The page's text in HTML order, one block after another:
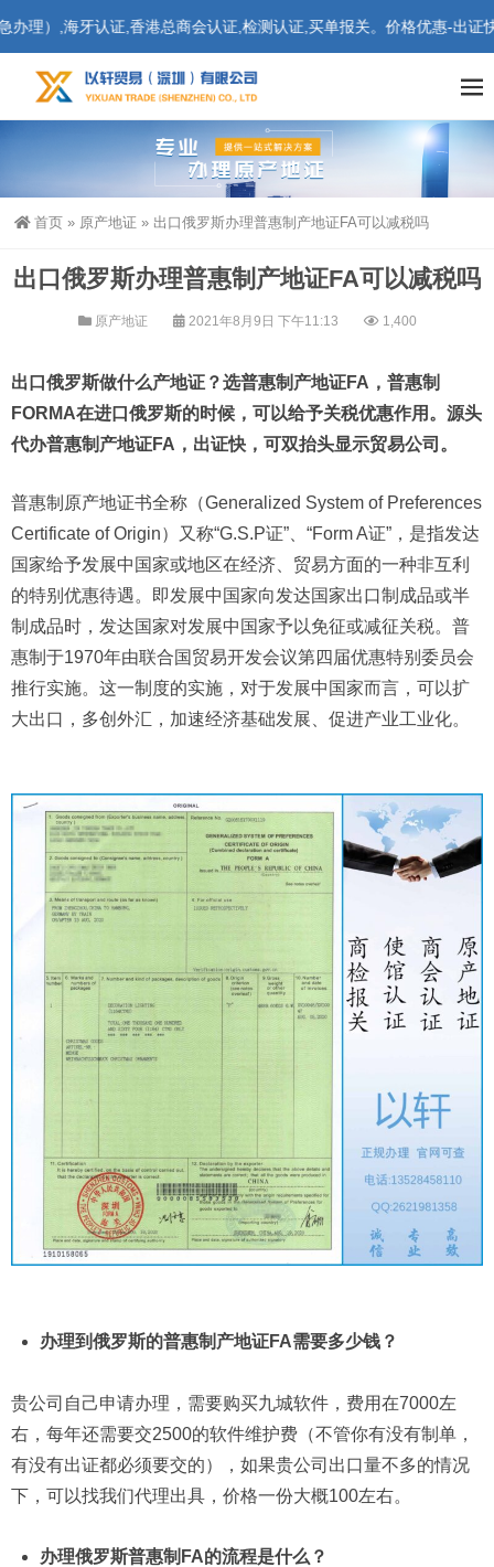
,海牙认证,香港总商会认证,检测认证,买单报关。价格优惠-出证快-更
首页 » 原产地证 » 出口俄罗斯办理普惠制产地证FA可以减税吗
出口俄罗斯办理普惠制产地证FA可以减税吗
原产地证 2021年8月9日 下午11:13 1,400
出口俄罗斯做什么产地证？选普惠制产地证FA，普惠制
FORMA在进口俄罗斯的时候，可以给予关税优惠作用。源头
代办普惠制产地证FA，出证快，可双抬头显示贸易公司。
普惠制原产地证书全称（Generalized System of Preferences
Certificate of Origin）又称“G.S.P证”、“Form A证”，是指发达
国家给予发展中国家或地区在经济、贸易方面的一种非互利
的特别优惠待遇。即发展中国家向发达国家出口制成品或半
制成品时，发达国家对发展中国家予以免征或减征关税。普
惠制于1970年由联合国贸易开发会议第四届优惠特别委员会
推行实施。这一制度的实施，对于发展中国家而言，可以扩
大出口，多创外汇，加速经济基础发展、促进产业工业化。
办理到俄罗斯的普惠制产地证FA需要多少钱？
贵公司自己申请办理，需要购买九城软件，费用在7000左
右，每年还需要交2500的软件维护费（不管你有没有制单，
有没有出证都必须要交的），如果贵公司出口量不多的情况
下，可以找我们代理出具，价格一份大概100左右。
办理俄罗斯普惠制FA的流程是什么？